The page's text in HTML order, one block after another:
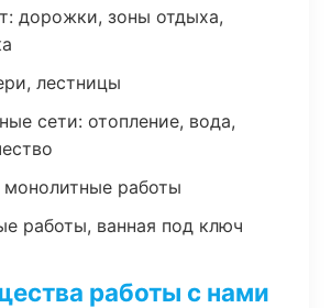
дорожки, зоны отдыха,
лестницы
сети: отопление, вода,
монолитные работы
работы, ванная под ключ
работы с нами